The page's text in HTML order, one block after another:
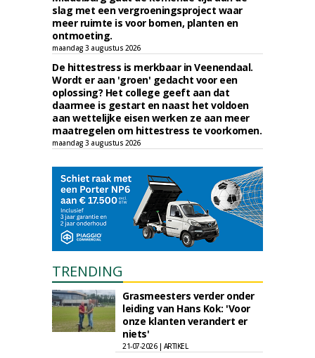
slag met een vergroeningsproject waar
meer ruimte is voor bomen, planten en
ontmoeting.
maandag 3 augustus 2026
De hittestress is merkbaar in Veenendaal.
Wordt er aan 'groen' gedacht voor een
oplossing? Het college geeft aan dat
daarmee is gestart en naast het voldoen
aan wettelijke eisen werken ze aan meer
maatregelen om hittestress te voorkomen.
maandag 3 augustus 2026
TRENDING
Grasmeesters verder onder
leiding van Hans Kok: 'Voor
onze klanten verandert er
niets'
21-07-2026 | ARTIKEL